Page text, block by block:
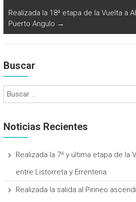
Realizada la 18ª etapa de la Vuelta a
Puerto Angulo →
Buscar
Noticias Recientes
Realizada la 7ª y última etapa de la
entre Listorreta y Errenteria
Realizada la salida al Pirineo